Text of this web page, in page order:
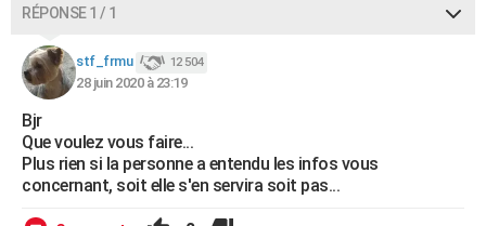
GUIDES D'ACHAT
BONS PLANS
CARTE DE VOEUX
Carte de Noël
Carte Bonne année
Carte Saint-Valentin
Carte Pâques
Carte d'anniversaire
DICTIONNAIRE
Dictionnaire
Biographies
Citations
Expressions
Proverbes
PROGRAMME TV
RÉPONSE 1 / 1
stf_frmu 12 504
28 juin 2020 à 23:19
Bjr
Que voulez vous faire...
Plus rien si la personne a entendu les infos vous
concernant, soit elle s'en servira soit pas...